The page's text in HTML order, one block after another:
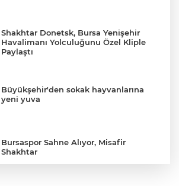
Shakhtar Donetsk, Bursa Yenişehir
Havalimanı Yolculuğunu Özel Kliple
Paylaştı
Büyükşehir'den sokak hayvanlarına
yeni yuva
Bursaspor Sahne Alıyor, Misafir
Shakhtar